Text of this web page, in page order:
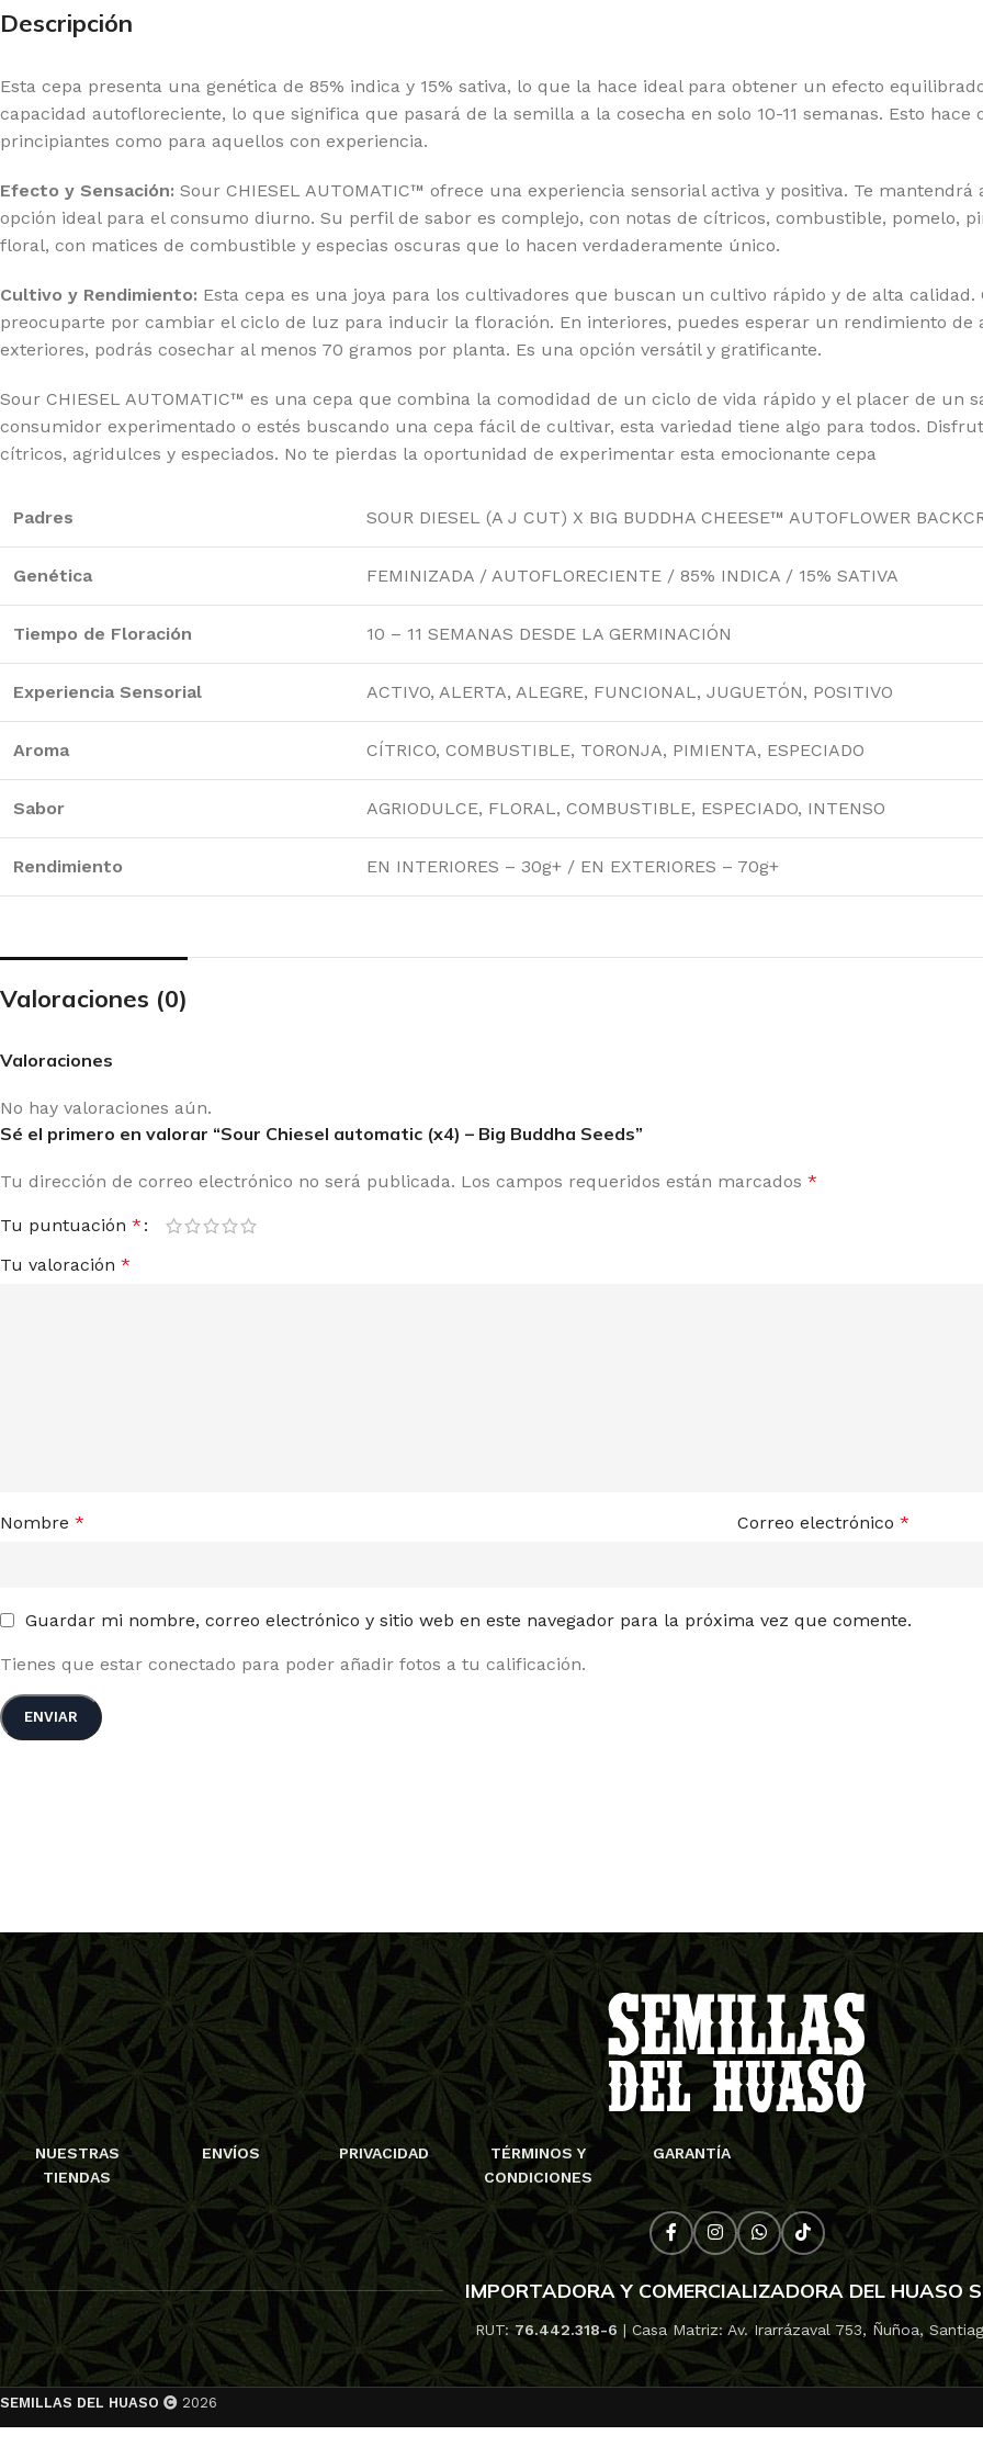
FARM
SEEDS
SEEDS
SEEDS
GENETICS
SEEDS
PASSION
HIGH SPEED BUDS
IN HOUSE GENETICS
MAMIKO SEEDS
MEDICAL SEEDS
PERFECT TREE
POSITRONICS
Descripción
Esta cepa presenta una genética de 85% indica y 15% sativa, lo que la hace ideal para obtener un efecto
capacidad autofloreciente, lo que significa que pasará de la semilla a la cosecha en solo 10-11 semanas. Esto
principiantes como para aquellos con experiencia.
Efecto y Sensación: Sour CHIESEL AUTOMATIC™ ofrece una experiencia sensorial activa y positiva. Te
opción ideal para el consumo diurno. Su perfil de sabor es complejo, con notas de cítricos, combustible, pomelo,
floral, con matices de combustible y especias oscuras que lo hacen verdaderamente único.
Cultivo y Rendimiento: Esta cepa es una joya para los cultivadores que buscan un cultivo rápido y de alta
preocuparte por cambiar el ciclo de luz para inducir la floración. En interiores, puedes esperar un rendimiento de
exteriores, podrás cosechar al menos 70 gramos por planta. Es una opción versátil y gratificante.
Sour CHIESEL AUTOMATIC™ es una cepa que combina la comodidad de un ciclo de vida rápido y el placer de un
consumidor experimentado o estés buscando una cepa fácil de cultivar, esta variedad tiene algo para todos.
cítricos, agridulces y especiados. No te pierdas la oportunidad de experimentar esta emocionante cepa
Padres SOUR DIESEL (A J CUT) X BIG BUDDHA CHEESE™ AUTOFLOWER
Genética FEMINIZADA / AUTOFLORECIENTE / 85% INDICA / 15% SATIVA
Tiempo de Floración 10 – 11 SEMANAS DESDE LA GERMINACIÓN
Experiencia Sensorial ACTIVO, ALERTA, ALEGRE, FUNCIONAL, JUGUETÓN, POSITIVO
Aroma CÍTRICO, COMBUSTIBLE, TORONJA, PIMIENTA, ESPECIADO
Sabor AGRIODULCE, FLORAL, COMBUSTIBLE, ESPECIADO, INTENSO
Rendimiento EN INTERIORES – 30g+ / EN EXTERIORES – 70g+
Valoraciones (0)
Valoraciones
No hay valoraciones aún.
Sé el primero en valorar “Sour Chiesel automatic (x4) – Big Buddha Seeds”
Tu dirección de correo electrónico no será publicada. Los campos requeridos están marcados *
Tu puntuación *
Tu valoración *
Nombre * Correo electrónico *
Guardar mi nombre, correo electrónico y sitio web en este navegador para la próxima vez que comente.
Tienes que estar conectado para poder añadir fotos a tu calificación.
NUESTRAS
TIENDAS
ENVÍOS PRIVACIDAD
TÉRMINOS Y
CONDICIONES
GARANTÍA
IMPORTADORA Y COMERCIALIZADORA DEL HUASO
RUT:76.442.318-6 | Casa Matriz: Av. Irarrázaval 753, Ñuñoa,
SEMILLAS DEL HUASO 2026